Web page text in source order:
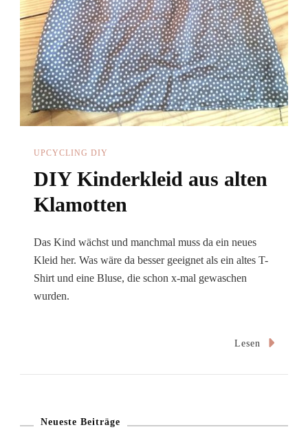
UPCYCLING DIY
DIY Kinderkleid aus alten
Klamotten
Das Kind wächst und manchmal muss da ein neues
Kleid her. Was wäre da besser geeignet als ein altes T-
Shirt und eine Bluse, die schon x-mal gewaschen
wurden.
Lesen
Neueste Beiträge